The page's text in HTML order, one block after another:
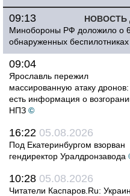
НОВОСТЬ
09:13
Минобороны РФ доложило о
обнаруженных беспилотниках
09:04
Ярославль пережил
массированную атаку дронов:
есть информация о
НПЗ ©
16:22 05.08.2026
Под Екатеринбургом взорван
гендиректор Уралдронзавода
10:28 05.08.2026
Читатели Каспаров.Ru: